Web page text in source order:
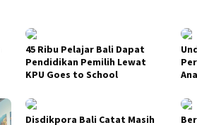
45 Ribu Pelajar Bali Dapat
Pendidikan Pemilih Lewat
KPU Goes to School
Disdikpora Bali Catat Masih